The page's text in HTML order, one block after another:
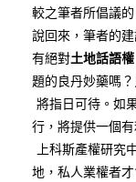
較之筆者所倡議
說回來，筆者的
有絕對土地話語權
題的良丹妙藥嗎
將指日可待。如
行，將提供一個
上科斯產權研究
地，私人業權者